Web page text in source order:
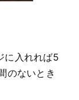
に入れれば5
のないとき